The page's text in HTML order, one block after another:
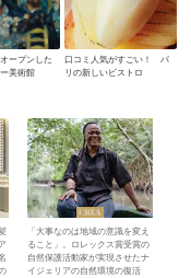
ープンした
美術館
口コミ人気がすごい！ パ
リの新しいビストロ
「大事なのは地域の意識を変え
ること」。ロレックス賞受賞の
自然保護活動家が実現させたナ
イジェリアの自然環境の復活